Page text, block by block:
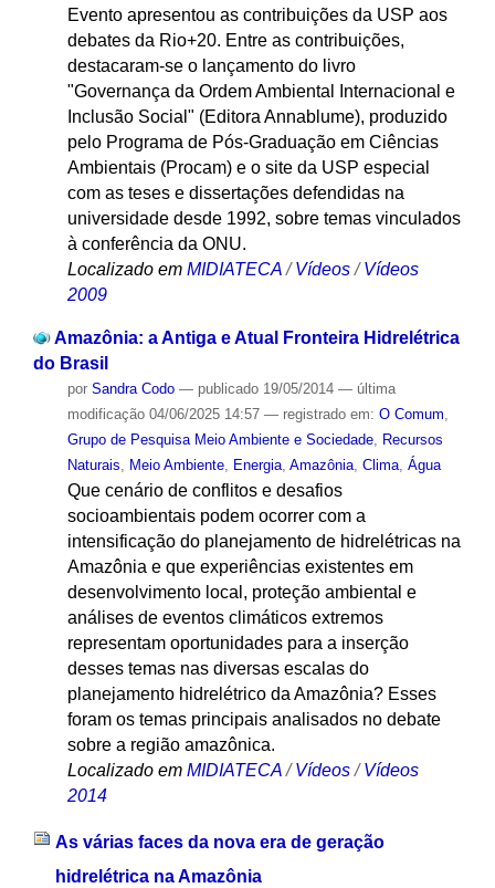
Evento apresentou as contribuições da USP aos
debates da Rio+20. Entre as contribuições,
destacaram-se o lançamento do livro
"Governança da Ordem Ambiental Internacional e
Inclusão Social" (Editora Annablume), produzido
pelo Programa de Pós-Graduação em Ciências
Ambientais (Procam) e o site da USP especial
com as teses e dissertações defendidas na
universidade desde 1992, sobre temas vinculados
à conferência da ONU.
Localizado em MIDIATECA /Vídeos /Vídeos
2009
Amazônia: a Antiga e Atual Fronteira Hidrelétrica
do Brasil
por Sandra Codo — publicado19/05/2014 — última
modificação04/06/2025 14:57 — registrado em: O Comum
Grupo de Pesquisa Meio Ambiente e Sociedade, Recursos
Naturais
Meio Ambiente, Energia, Amazônia, Clima, Água
Que cenário de conflitos e desafios
socioambientais podem ocorrer com a
intensificação do planejamento de hidrelétricas na
Amazônia e que experiências existentes em
desenvolvimento local, proteção ambiental e
análises de eventos climáticos extremos
representam oportunidades para a inserção
desses temas nas diversas escalas do
planejamento hidrelétrico da Amazônia? Esses
foram os temas principais analisados no debate
sobre a região amazônica.
Localizado em MIDIATECA /Vídeos /Vídeos
2014
As várias faces da nova era de geração
hidrelétrica na Amazônia